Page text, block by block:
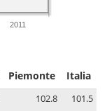
2011
Piemonte Italia
102.8 101.5